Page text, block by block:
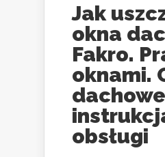
Jak
okna
Fakro.
oknami.
obsługi